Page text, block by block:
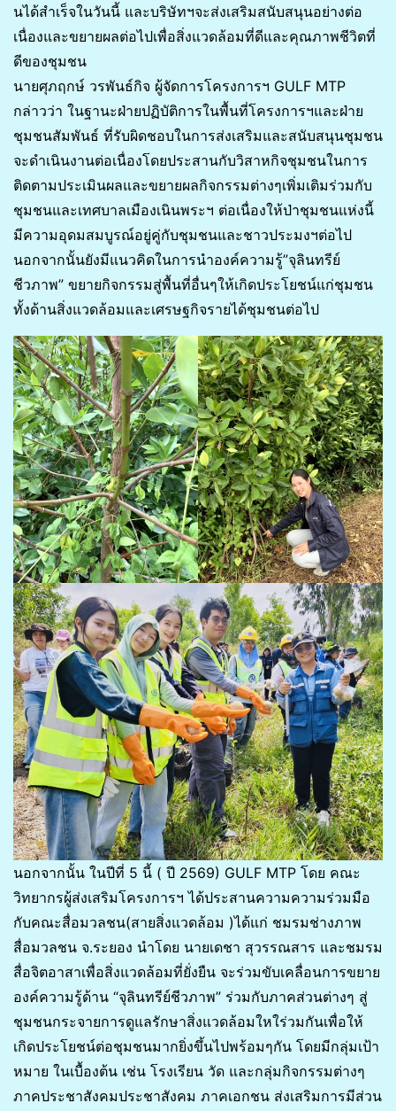
นได้สำเร็จในวันนี้ และบริษัทฯจะส่งเสริมสนับสนุนอย่างต่อ
เนื่องและขยายผลต่อไปเพื่อสิ่งแวดล้อมที่ดีและคุณภาพชีวิตที่
ดีของชุมชน
นายศุภฤกษ์ วรพันธ์กิจ ผู้จัดการโครงการฯ GULF MTP
กล่าวว่า ในฐานะฝ่ายปฏิบัติการในพื้นที่โครงการฯและฝ่าย
ชุมชนสัมพันธ์ ที่รับผิดชอบในการส่งเสริมและสนับสนุนชุมชน
จะดำเนินงานต่อเนื่องโดยประสานกับวิสาหกิจชุมชนในการ
ติดตามประเมินผลและขยายผลกิจกรรมต่างๆเพิ่มเติมร่วมกับ
ชุมชนและเทศบาลเมืองเนินพระฯ ต่อเนื่องให้ป่าชุมชนแห่งนี้
มีความอุดมสมบูรณ์อยู่คู่กับชุมชนและชาวประมงฯต่อไป
นอกจากนั้นยังมีแนวคิดในการนำองค์ความรู้”จุลินทรีย์
ชีวภาพ” ขยายกิจกรรมสู่พื้นที่อื่นๆให้เกิดประโยชน์แก่ชุมชน
ทั้งด้านสิ่งแวดล้อมและเศรษฐกิจรายได้ชุมชนต่อไป
นอกจากนั้น ในปีที่ 5 นี้ ( ปี 2569) GULF MTP โดย คณะ
วิทยากรผู้ส่งเสริมโครงการฯ ได้ประสานความความร่วมมือ
กับคณะสื่อมวลชน(สายสิ่งแวดล้อม )ได้แก่ ชมรมช่างภาพ
สื่อมวลชน จ.ระยอง นำโดย นายเดชา สุวรรณสาร และชมรม
สื่อจิตอาสาเพื่อสิ่งแวดล้อมที่ยั่งยืน จะร่วมขับเคลื่อนการขยาย
องค์ความรู้ด้าน “จุลินทรีย์ชีวภาพ” ร่วมกับภาคส่วนต่างๆ สู่
ชุมชนกระจายการดูแลรักษาสิ่งแวดล้อมใหใร่วมกันเพื่อให้
เกิดประโยชน์ต่อชุมชนมากยิ่งขึ้นไปพร้อมๆกัน โดยมีกลุ่มเป้า
หมาย ในเบื้องต้น เช่น โรงเรียน วัด และกลุ่มกิจกรรมต่างๆ
ภาคประชาสังคมประชาสังคม ภาคเอกชน ส่งเสริมการมีส่วน